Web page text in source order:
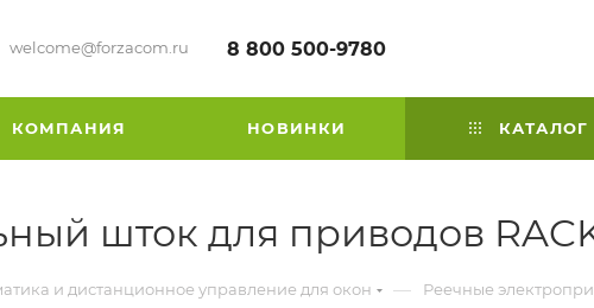
welcome@forzacom.ru 8 800 500-9780
КОМПАНИЯ НОВИНКИ КАТАЛОГ
шток для приводов
и дистанционное управление для окон — Реечные